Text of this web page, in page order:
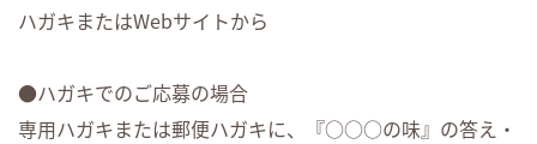
ハガキまたはWebサイトから
●ハガキでのご応募の場合
専用ハガキまたは郵便ハガキに、『○○○の味』の答え・